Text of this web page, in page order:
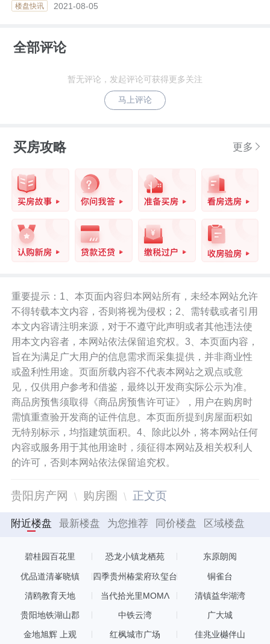
楼盘快讯 2021-08-05
全部评论
暂无评论，发起评论可获得更多关注
马上评论
买房攻略 更多
重要提示：1、本页面内容归本网站所有，未经本网站允许
不得转载本文内容，否则将视为侵权；2、需转载或者引用
本文内容请注明来源，对于不遵守此声明或者其他违法使
用本文内容者，本网站依法保留追究权。3、本页面内容，
旨在为满足广大用户的信息需求而采集提供，并非商业性
或盈利性用途。页面所载内容不代表本网站之观点或意
见，仅供用户参考和借鉴，最终以开发商实际公示为准。
商品房预售须取得《商品房预售许可证》，用户在购房时
需慎重查验开发商的证件信息。本页面所提到房屋面积如
无特别标示，均指建筑面积。4、除此以外，将本网站任何
内容或服务用于其他用途时，须征得本网站及相关权利人
的许可，否则本网站依法保留追究权。
贵阳房产网 购房圈 正文页
附近楼盘 最新楼盘 为您推荐 同价楼盘 区域楼盘
碧桂园百花里 恐龙小镇龙栖苑 东原朗阅
优品道清峯晓镇 四季贵州椿棠府玖玺台 铜雀台
清鸥教育天地 当代拾光里MOMΛ 清镇益华湖湾
贵阳地铁湖山郡 中铁云湾 广大城
金地旭辉 上观 红枫城市广场 佳兆业樾伴山